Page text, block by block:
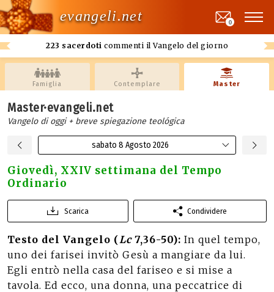
evangeli.net
223 sacerdoti commenti il Vangelo del giorno
0
Famiglia Contemplare Master
Master·evangeli.net
Vangelo di oggi + breve spiegazione teológica
sabato 8 Agosto 2026
Giovedì, XXIV settimana del Tempo
Ordinario
Scarica Condividere
Testo del Vangelo (Lc7,36-50): In quel tempo,
uno dei farisei invitò Gesù a mangiare da lui.
Egli entrò nella casa del fariseo e si mise a
tavola. Ed ecco, una donna, una peccatrice di